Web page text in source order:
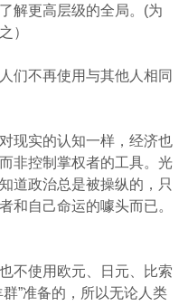
解更高层级的全局。(为
）
们不再使用与其他人相同
现实的认知一样，经济也
非控制掌权者的工具。光
道政治总是被操纵的，只
和自己命运的噱头而已。
不使用欧元、日元、比索
”准备的，所以无论人类